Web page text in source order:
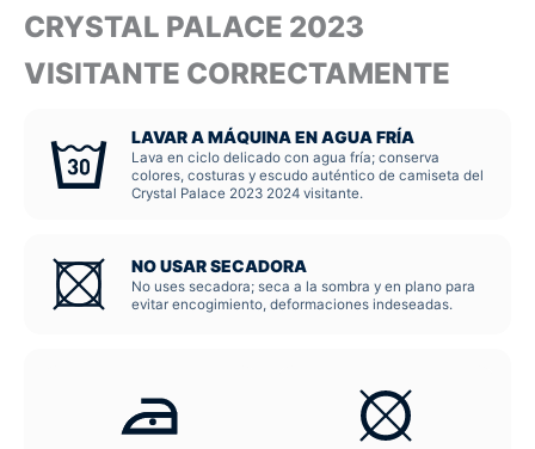
CRYSTAL PALACE 2023
VISITANTE CORRECTAMENTE
LAVAR A MÁQUINA EN AGUA FRÍA
Lava en ciclo delicado con agua fría; conserva
colores, costuras y escudo auténtico de camiseta del
Crystal Palace 2023 2024 visitante.
NO USAR SECADORA
No uses secadora; seca a la sombra y en plano para
evitar encogimiento, deformaciones indeseadas.